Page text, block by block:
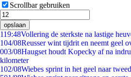
Scrollbar gebruiken
opslaan
119:48Vollering de sterkste na lastige
104/08Reusser wint tijdrit en neemt geel
003/08Haugset houdt Kopecky af na
kilometer
102/08Wiebes sprint in het geel naar